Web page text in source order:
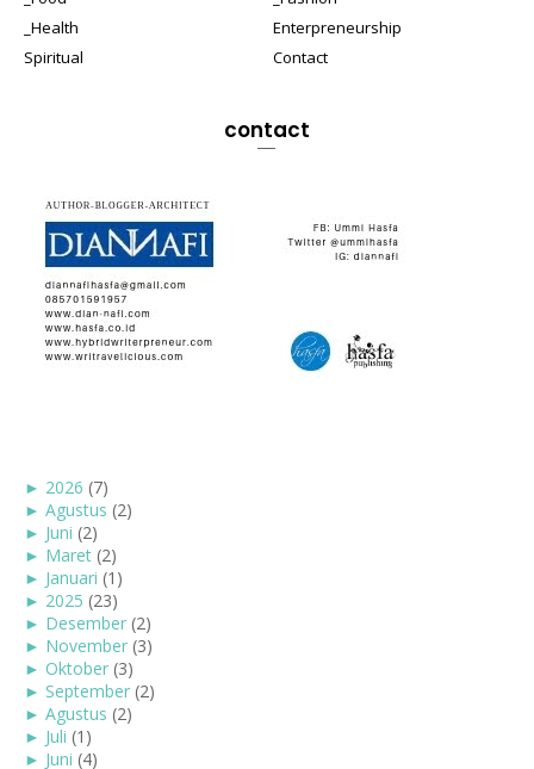
_Health
Enterpreneurship
Spiritual
Contact
contact
► 2026 (7)
► Agustus (2)
► Juni (2)
► Maret (2)
► Januari (1)
► 2025 (23)
► Desember (2)
► November (3)
► Oktober (3)
► September (2)
► Agustus (2)
► Juli (1)
► Juni (4)